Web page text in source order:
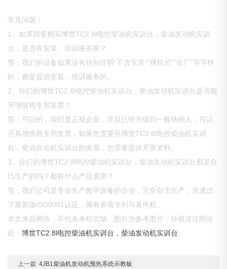
常见问题：
1、如果我要购买博世TC2.8l电控柴油机实训台，柴油发动机实训
台，是否有安装、培训服务呢？
答：我们的设备如果没有特别注明“不含安装”“裸机价”“出厂”等字样
的，都是提供安装、培训服务的。
2、你们的博世TC2.8l电控柴油机实训台，柴油发动机实训台是否能
开增值税专用发票？
答：可以的，我们是正规企业，并且已经升级到一般纳税人，可以
开具增值税专用发票，如果您需要开博世TC2.8l电控柴油机实训
台，柴油发动机实训台的发票，您需要提供开票资料。
3、你们的博世TC2.8l电控柴油机实训台，柴油发动机实训台都是自
己生产的吗？都有什么产品资质？
答：我们公司是专业生产教学设备的企业，完全自主生产，并通过
了最新版ISO9001认证，拥有多项专利与著作权。
本文来自网络，不代表本站立场，图片为参考图片，转载请注明出
处：博世TC2.8l电控柴油机实训台，柴油发动机实训台
上一篇: 4JB1柴油机发动机预热系统示教板